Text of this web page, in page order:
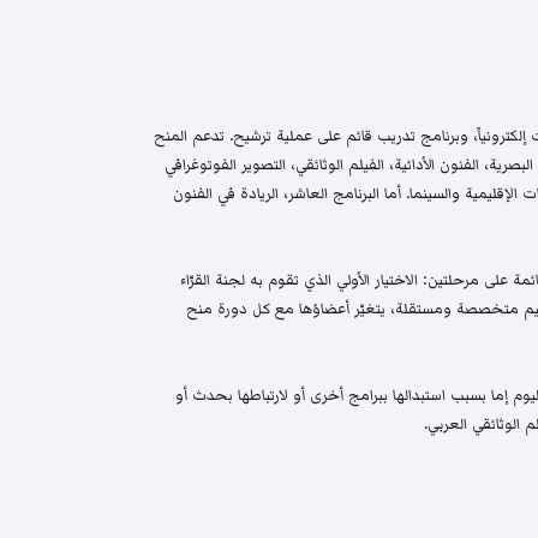
وبرنامج تدريب قائم على عملية ترشيح. تدعم المنح
الفنون الأدائية، الفيلم الوثائقي، التصوير الفوتوغرافي
والسينما. أما البرنامج العاشر، الريادة في الفنون
قائمة على مرحلتين: الاختيار الأولي الذي تقوم به لجنة القرّاء
متخصصة ومستقلة، يتغيّر أعضاؤها مع كل دورة منح
إما بسبب استبدالها ببرامج أخرى أو لارتباطها بحدث أو
الوثائقي العربي.